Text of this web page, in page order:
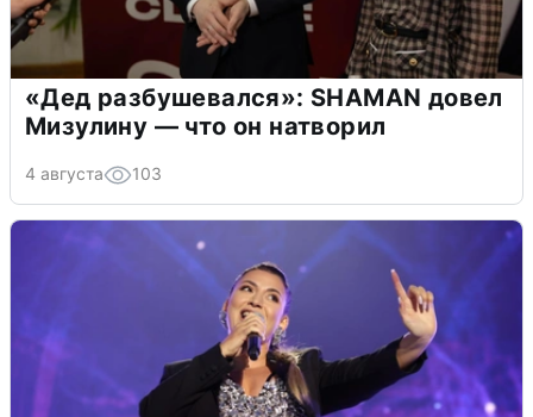
«Дед разбушевался»: SHAMAN довел
Мизулину — что он натворил
4 августа 103